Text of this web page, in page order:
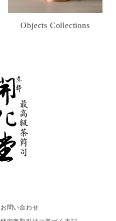
Objects Collections
お問い合わせ